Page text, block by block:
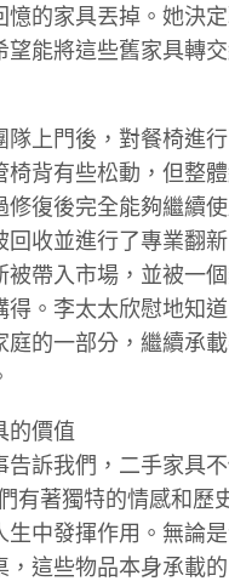
憶的家具丟掉。她決
望能將這些舊家具轉
隊上門後，對餐椅進
椅背有些松動，但整
修復後完全能夠繼續
回收並進行了專業翻
被帶入市場，並被一
得。李太太欣慰地知
庭的一部分，繼續承
的價值
告訴我們，二手家具
有著獨特的情感和歷
生中發揮作用。無論
，這些物品本身承載